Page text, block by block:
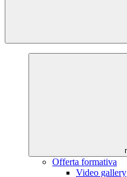
Offerta formativa
Video gallery